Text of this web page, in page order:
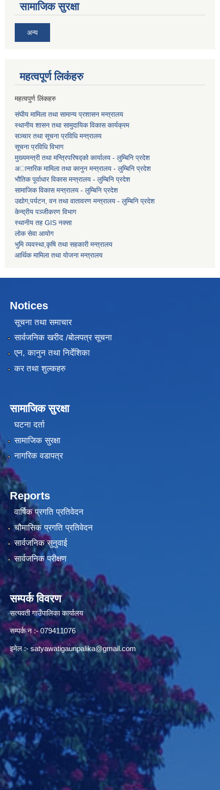
सामाजिक सुरक्षा
अन्य
महत्वपूर्ण लि‌कंंहरु
महत्वपुर्ण लिंकहरु
संघीय मामिला तथा सामान्य प्रशासन मन्त्रालय
स्थानीय शासन तथा सामुदायिक विकास कार्यक्रम
सञ्चार तथा सूचना प्रविधि मन्त्रालय
सूचना प्रविधि विभाग
मुख्यमन्त्री तथा मन्त्रिपरिषद्को कार्यालय - लुम्बिनि प्रदेश
अान्तरिक मामिला तथा कानुन मन्त्रालय - लुम्बिनि प्रदेश
भौतिक पूर्वाधार विकास मन्त्रालय - लुम्बिनि प्रदेश
सामाजिक विकास मन्त्रालय - लुम्बिनि प्रदेश
उद्याेग,पर्यटन, वन तथा वातावरण मन्त्रालय - लुम्बिनि प्रदेश
केन्द्रीय पञ्जीकरण विभाग
स्थानीय तह GIS नक्सा
लोक सेवा आयोग
भुमि व्यवस्था,कृषि तथा सहकारी मन्त्रालय
आर्थिक मामिला तथा याेजना मन्त्रालय
Notices
सूचना तथा समाचार
सार्वजनिक खरीद /बोलपत्र सूचना
एन, कानुन तथा निर्देशिका
कर तथा शुल्कहरु
सामाजिक सुरक्षा
घटना दर्ता
सामाजिक सुरक्षा
नागरिक वडापत्र
Reports
वार्षिक प्रगति प्रतिवेदन
चौमासिक प्रगति प्रतिवेदन
सार्वजनिक सुनुवाई
सार्वजनिक परीक्षण
सम्पर्क विवरण
सत्यवती गाउँपालिका कार्यालय
सम्पर्क न‌ :- 079411076
इमेल :- satyawatigaunpalika@gmail.com